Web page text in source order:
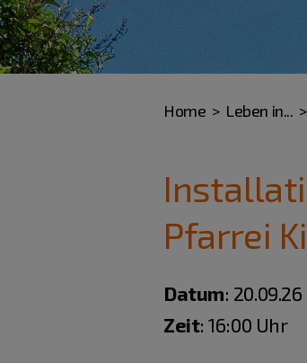
Home Leben in...
Pfarrei
Datum: 20.09.26
Zeit: 16:00 Uhr